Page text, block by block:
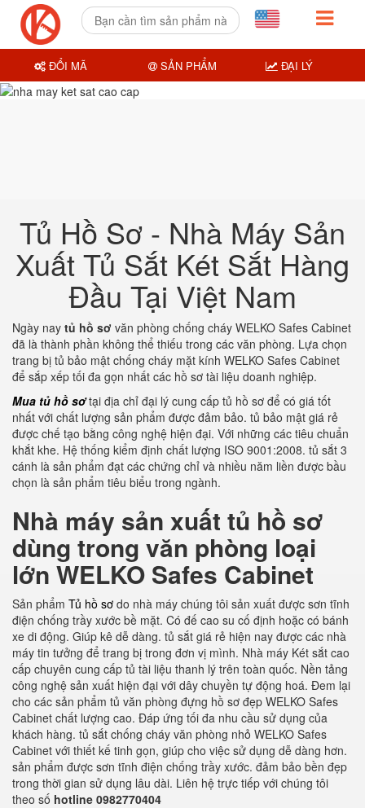
Tủ Hồ Sơ - Nhà Máy Sản
Xuất Tủ Sắt Két Sắt Hàng
Đầu Tại Việt Nam
Ngày nay tủ hồ sơ văn phòng chống cháy WELKO Safes Cabinet
đã là thành phần không thể thiếu trong các văn phòng. Lựa chọn
trang bị tủ bảo mật chống cháy mặt kính WELKO Safes Cabinet
để sắp xếp tối đa gọn nhất các hồ sơ tài liệu doanh nghiệp.
Mua tủ hồ sơtại địa chỉ đại lý cung cấp tủ hồ sơ để có giá tốt
nhất với chất lượng sản phẩm được đảm bảo. tủ bảo mật giá rẻ
được chế tạo bằng công nghệ hiện đại. Với những các tiêu chuẩn
khắt khe. Hệ thống kiểm định chất lượng ISO 9001:2008. tủ sắt 3
cánh là sản phẩm đạt các chứng chỉ và nhiều năm liền được bầu
chọn là sản phẩm tiêu biểu trong ngành.
Nhà máy sản xuất tủ hồ sơ
dùng trong văn phòng loại
lớn WELKO Safes Cabinet
Sản phẩm Tủ hồ sơ do nhà máy chúng tôi sản xuất được sơn tĩnh
điện chống trầy xước bề mặt. Có đế cao su cố định hoặc có bánh
xe di động. Giúp kê dễ dàng. tủ sắt giá rẻ hiện nay được các nhà
máy tin tưởng để trang bị trong đơn vị mình. Nhà máy Két sắt cao
cấp chuyên cung cấp tủ tài liệu thanh lý trên toàn quốc. Nền tảng
công nghệ sản xuất hiện đại với dây chuyền tự động hoá. Đem lại
cho các sản phẩm tủ văn phòng đựng hồ sơ đẹp WELKO Safes
Cabinet chất lượng cao. Đáp ứng tối đa nhu cầu sử dụng của
khách hàng. tủ sắt chống cháy văn phòng nhỏ WELKO Safes
Cabinet với thiết kế tinh gọn, giúp cho việc sử dụng dễ dàng hơn.
sản phẩm được sơn tĩnh điện chống trầy xước. đảm bảo bền đẹp
trong thời gian sử dụng lâu dài. Liên hệ trực tiếp với chúng tôi
theo số hotline 0982770404
ĐỔI MÃ SẢN PHẨM ĐẠI LÝ